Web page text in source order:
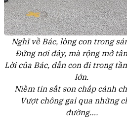
Nghĩ về Bác, lòng con trong
Đứng nơi đây, mà rộng mở
Lời của Bác, dẫn con đi trong
lớn.
Niềm tin sắt son chắp cánh
Vượt chông gai qua những
đường….